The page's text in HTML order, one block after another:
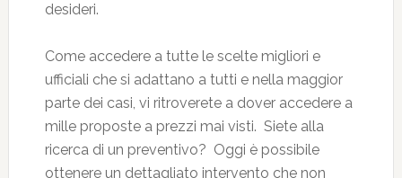
desideri.
Come accedere a tutte le scelte migliori e
ufficiali che si adattano a tutti e nella maggior
parte dei casi, vi ritroverete a dover accedere a
mille proposte a prezzi mai visti. Siete alla
ricerca di un preventivo? Oggi è possibile
ottenere un dettagliato intervento che non